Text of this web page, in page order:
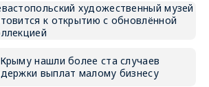
художественный музей
к открытию с обновлённой
нашли более ста случаев
выплат малому бизнесу